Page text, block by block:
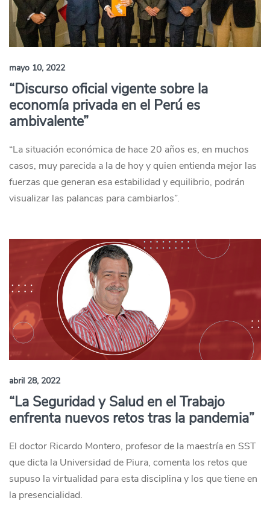
mayo 10, 2022
“Discurso oficial vigente sobre la
economía privada en el Perú es
ambivalente”
“La situación económica de hace 20 años es, en muchos
casos, muy parecida a la de hoy y quien entienda mejor las
fuerzas que generan esa estabilidad y equilibrio, podrán
visualizar las palancas para cambiarlos”.
abril 28, 2022
“La Seguridad y Salud en el Trabajo
enfrenta nuevos retos tras la pandemia”
El doctor Ricardo Montero, profesor de la maestría en SST
que dicta la Universidad de Piura, comenta los retos que
supuso la virtualidad para esta disciplina y los que tiene en
la presencialidad.